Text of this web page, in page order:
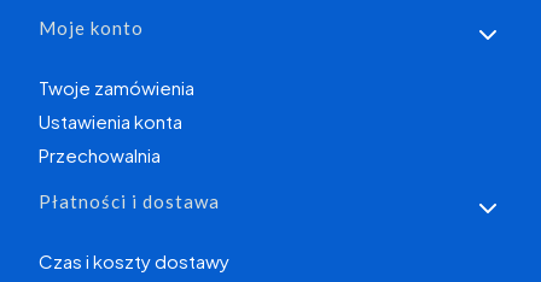
Moje konto
Twoje zamówienia
Ustawienia konta
Przechowalnia
Płatności i dostawa
Czas i koszty dostawy